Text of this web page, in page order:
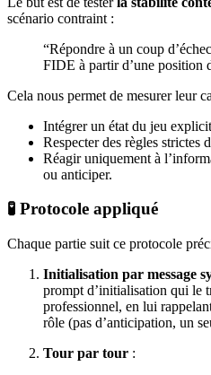
scénario contraint :
“Répondre à un coup
FIDE à partir d’une position
Cela nous permet de mesurer leur
Intégrer un état du jeu
Respecter des règles strictes
Réagir uniquement à
ou anticiper.
🧪 Protocole appliqué
Chaque partie suit ce protocole
Initialisation par message
prompt d’initialisation qui le
professionnel, en lui
rôle (pas d’anticipation, un
Tour par tour :